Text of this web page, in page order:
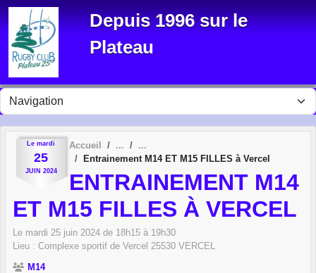
Depuis 1996 sur le
Plateau
Le mardi
25
JUIN 2024
Accueil
Entrainement M14 ET M15 FILLES à Vercel
ENTRAINEMENT M14
ET M15 FILLES À VERCEL
Le mardi 25 juin 2024 de 18h15 à 19h30
Lieu : Complexe sportif de Vercel 25530 VERCEL
M14
Panneau de gestion des cookies